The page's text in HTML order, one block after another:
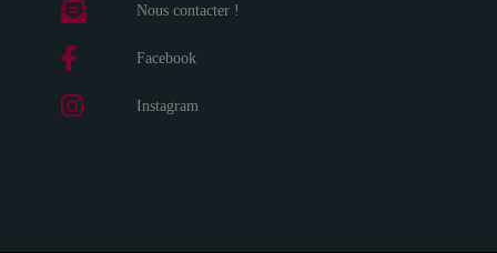
Nous contacter !
Facebook
Instagram